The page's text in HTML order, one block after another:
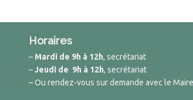
Horaires
– Mardi de 9h à 12h, secrétariat
–Jeudi de 9h à 12h, secrétariat
– Ou rendez-vous sur demande avec le Maire